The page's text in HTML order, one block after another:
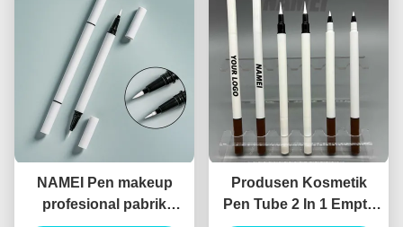
NAMEI Pen makeup
profesional pabrik
Produsen Kosmetik
Pen Tube 2 In 1 Empty